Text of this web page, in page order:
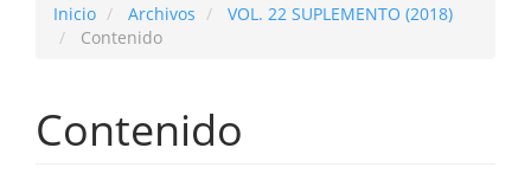
Inicio Archivos
VOL. 22 SUPLEMENTO (2018)
Contenido
Contenido